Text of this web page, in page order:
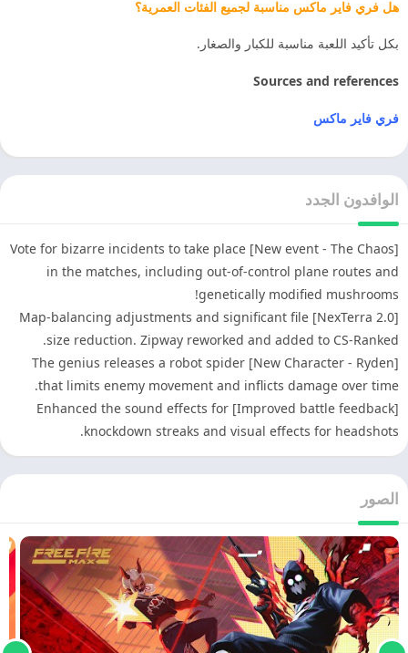
هل فري فاير ماكس مناسبة لجميع الفئات العمرية؟
بكل تأكيد اللعبة مناسبة للكبار والصغار.
Sources and references
فري فاير ماكس
الوافدون الجدد
[New event - The Chaos] Vote for bizarre incidents to take place
in the matches, including out-of-control plane routes and
genetically modified mushrooms!
[NexTerra 2.0] Map-balancing adjustments and significant file
size reduction. Zipway reworked and added to CS-Ranked.
[New Character - Ryden] The genius releases a robot spider
that limits enemy movement and inflicts damage over time.
[Improved battle feedback] Enhanced the sound effects for
knockdown streaks and visual effects for headshots.
الصور